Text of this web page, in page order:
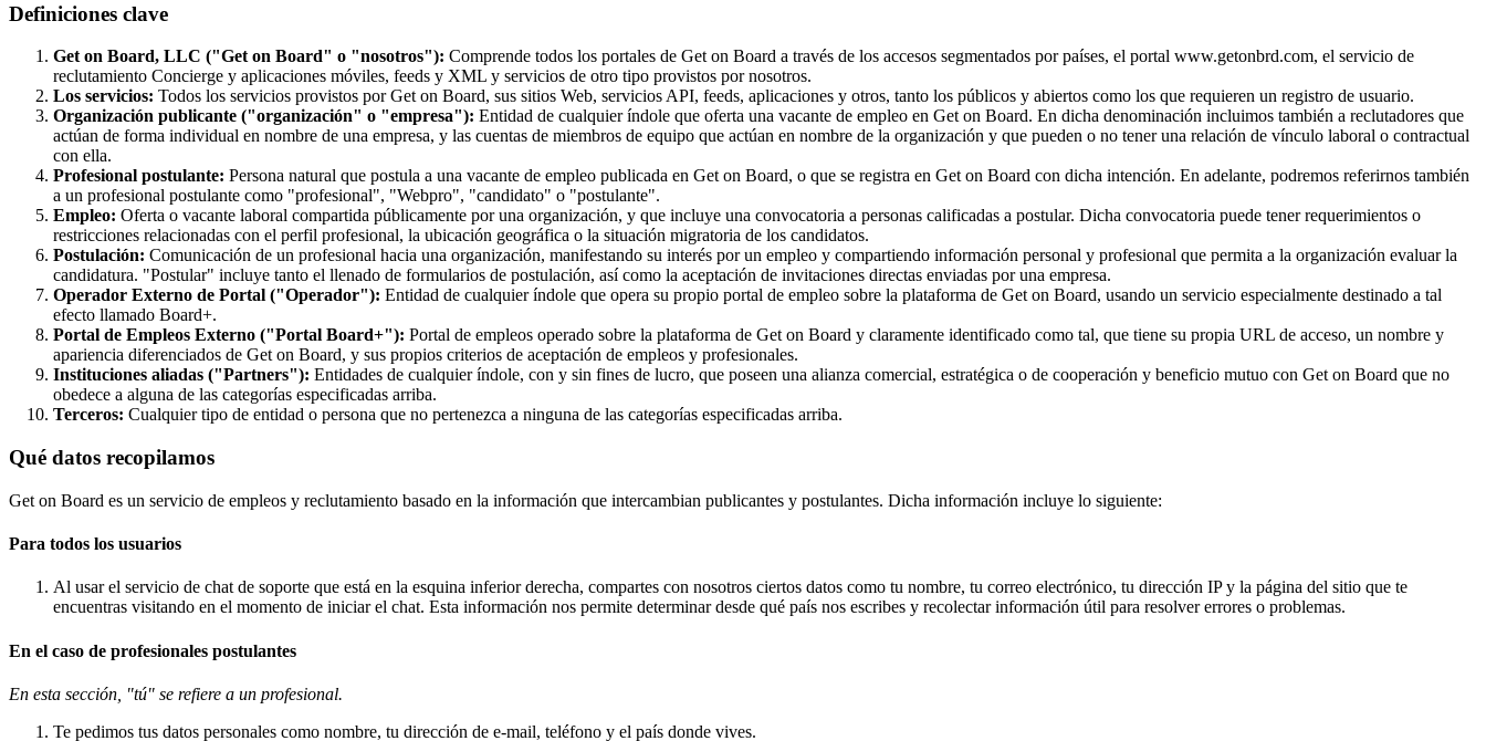
Definiciones clave
Get on Board, LLC ("Get on Board" o "nosotros"): Comprende todos los portales de Get on Board a través de los accesos segmentados por países, el portal www.getonbrd.com, el servicio de
reclutamiento Concierge y aplicaciones móviles, feeds y XML y servicios de otro tipo provistos por nosotros.
Los servicios: Todos los servicios provistos por Get on Board, sus sitios Web, servicios API, feeds, aplicaciones y otros, tanto los públicos y abiertos como los que requieren un registro de usuario.
Organización publicante ("organización" o "empresa"): Entidad de cualquier índole que oferta una vacante de empleo en Get on Board. En dicha denominación incluimos también a reclutadores que
actúan de forma individual en nombre de una empresa, y las cuentas de miembros de equipo que actúan en nombre de la organización y que pueden o no tener una relación de vínculo laboral o contractual
con ella.
Profesional postulante: Persona natural que postula a una vacante de empleo publicada en Get on Board, o que se registra en Get on Board con dicha intención. En adelante, podremos referirnos también
a un profesional postulante como "profesional", "Webpro", "candidato" o "postulante".
Empleo: Oferta o vacante laboral compartida públicamente por una organización, y que incluye una convocatoria a personas calificadas a postular. Dicha convocatoria puede tener requerimientos o
restricciones relacionadas con el perfil profesional, la ubicación geográfica o la situación migratoria de los candidatos.
Postulación: Comunicación de un profesional hacia una organización, manifestando su interés por un empleo y compartiendo información personal y profesional que permita a la organización evaluar la
candidatura. "Postular" incluye tanto el llenado de formularios de postulación, así como la aceptación de invitaciones directas enviadas por una empresa.
Operador Externo de Portal ("Operador"): Entidad de cualquier índole que opera su propio portal de empleo sobre la plataforma de Get on Board, usando un servicio especialmente destinado a tal
efecto llamado Board+.
Portal de Empleos Externo ("Portal Board+"): Portal de empleos operado sobre la plataforma de Get on Board y claramente identificado como tal, que tiene su propia URL de acceso, un nombre y
apariencia diferenciados de Get on Board, y sus propios criterios de aceptación de empleos y profesionales.
Instituciones aliadas ("Partners"): Entidades de cualquier índole, con y sin fines de lucro, que poseen una alianza comercial, estratégica o de cooperación y beneficio mutuo con Get on Board que no
obedece a alguna de las categorías especificadas arriba.
Terceros: Cualquier tipo de entidad o persona que no pertenezca a ninguna de las categorías especificadas arriba.
Qué datos recopilamos
Get on Board es un servicio de empleos y reclutamiento basado en la información que intercambian publicantes y postulantes. Dicha información incluye lo siguiente:
Para todos los usuarios
Al usar el servicio de chat de soporte que está en la esquina inferior derecha, compartes con nosotros ciertos datos como tu nombre, tu correo electrónico, tu dirección IP y la página del sitio que te
encuentras visitando en el momento de iniciar el chat. Esta información nos permite determinar desde qué país nos escribes y recolectar información útil para resolver errores o problemas.
En el caso de profesionales postulantes
En esta sección, "tú" se refiere a un profesional.
Te pedimos tus datos personales como nombre, tu dirección de e-mail, teléfono y el país donde vives.